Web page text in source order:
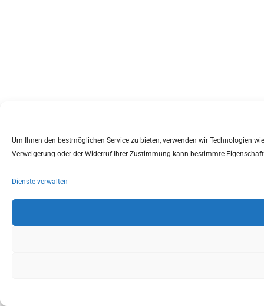
Um Ihnen den bestmöglichen Service zu bieten, verwenden wir Technologien
Verweigerung oder der Widerruf Ihrer Zustimmung kann bestimmte
Dienste verwalten